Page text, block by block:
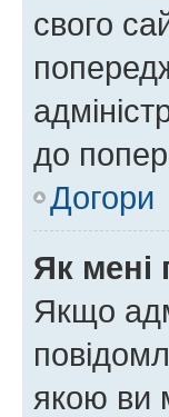
свого
до
Догори
Як мені
Якщо
якою ви